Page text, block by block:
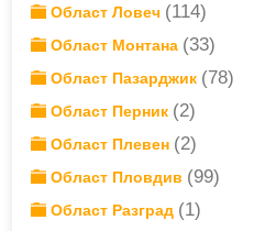
Област Ловеч (114)
Област Монтана (33)
Област Пазарджик (78)
Област Перник (2)
Област Плевен (2)
Област Пловдив (99)
Област Разград (1)